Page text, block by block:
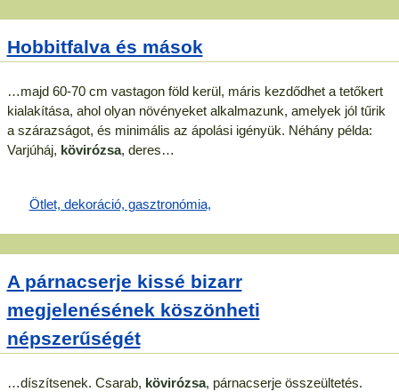
Hobbitfalva és mások
…majd 60-70 cm vastagon föld kerül, máris kezdődhet a tetőkert
kialakítása, ahol olyan növényeket alkalmazunk, amelyek jól tűrik
a szárazságot, és minimális az ápolási igényük. Néhány példa:
Varjúháj, kövirózsa, deres…
A párnacserje kissé bizarr
megjelenésének köszönheti
népszerűségét
…díszítsenek. Csarab, kövirózsa, párnacserje összeültetés.